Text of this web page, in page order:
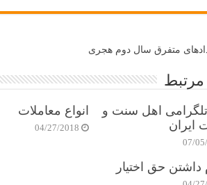
متفرق سال دوم هجری
مرتبط
تلگرامی اهل سنت و
ایران
07/
انواع معاملات
04/27/2018
داشتن حق اختیار